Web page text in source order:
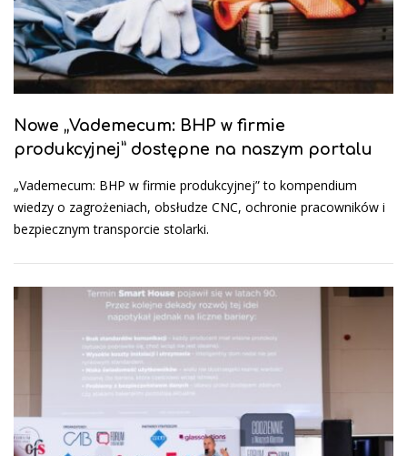
Nowe „Vademecum: BHP w firmie
produkcyjnej” dostępne na naszym portalu
„Vademecum: BHP w firmie produkcyjnej” to kompendium
wiedzy o zagrożeniach, obsłudze CNC, ochronie pracowników i
bezpiecznym transporcie stolarki.